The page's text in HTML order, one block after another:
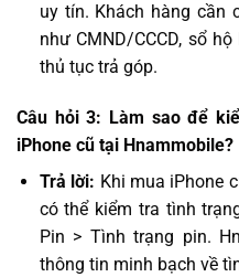
uy tín. Khách hàng cần
như CMND/CCCD, sổ
thủ tục trả góp.
Câu hỏi 3: Làm sao để
iPhone cũ tại Hnammobile?
Trả lời: Khi mua iPhone
có thể kiểm tra tình
Pin > Tình trạng pin.
thông tin minh bạch về